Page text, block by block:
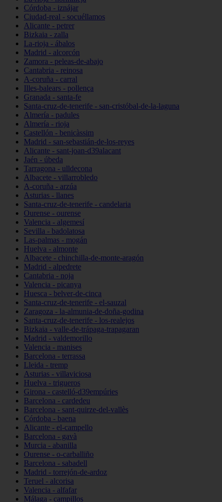
Córdoba - iznájar
Ciudad-real - socuéllamos
Alicante - petrer
Bizkaia - zalla
La-rioja - ábalos
Madrid - alcorcón
Zamora - peleas-de-abajo
Cantabria - reinosa
A-coruña - carral
Illes-balears - pollença
Granada - santa-fe
Santa-cruz-de-tenerife - san-cristóbal-de-la-laguna
Almería - padules
Almería - rioja
Castellón - benicàssim
Madrid - san-sebastián-de-los-reyes
Alicante - sant-joan-d39alacant
Jaén - úbeda
Tarragona - ulldecona
Albacete - villarrobledo
A-coruña - arzúa
Asturias - llanes
Santa-cruz-de-tenerife - candelaria
Ourense - ourense
Valencia - algemesí
Sevilla - badolatosa
Las-palmas - mogán
Huelva - almonte
Albacete - chinchilla-de-monte-aragón
Madrid - alpedrete
Cantabria - noja
Valencia - picanya
Huesca - belver-de-cinca
Santa-cruz-de-tenerife - el-sauzal
Zaragoza - la-almunia-de-doña-godina
Santa-cruz-de-tenerife - los-realejos
Bizkaia - valle-de-trápaga-trapagaran
Madrid - valdemorillo
Valencia - manises
Barcelona - terrassa
Lleida - tremp
Asturias - villaviciosa
Huelva - trigueros
Girona - castelló-d39empúries
Barcelona - cardedeu
Barcelona - sant-quirze-del-vallès
Córdoba - baena
Alicante - el-campello
Barcelona - gavà
Murcia - abanilla
Ourense - o-carballiño
Barcelona - sabadell
Madrid - torrejón-de-ardoz
Teruel - alcorisa
Valencia - alfafar
Málaga - campillos